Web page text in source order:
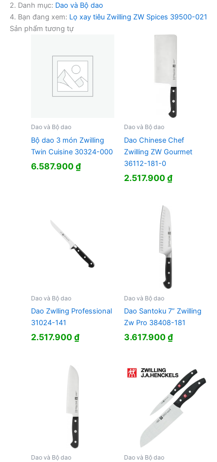
2. Danh mục: Dao và Bộ dao
4. Bạn đang xem: Lọ xay tiêu Zwilling ZW Spices 39500-021
Sản phẩm tương tự
Dao và Bộ dao
Bộ dao 3 món Zwilling
Twin Cuisine 30324-000
6.587.900₫
Dao và Bộ dao
Dao Chinese Chef
Zwilling ZW Gourmet
36112-181-0
2.517.900₫
Dao và Bộ dao
Dao Zwlling Professional
31024-141
2.517.900₫
Dao và Bộ dao
Dao Santoku 7” Zwilling
Zw Pro 38408-181
3.617.900₫
Dao và Bộ dao Dao và Bộ dao